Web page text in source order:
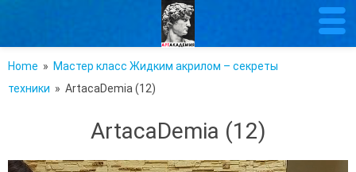
Home » Мастер класс Жидким акрилом – секреты
техники » ArtacaDemia (12)
ArtacaDemia (12)
Відеопрогравач